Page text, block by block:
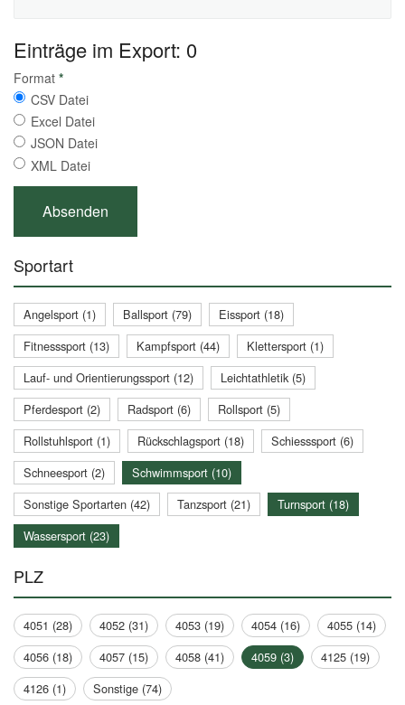
Einträge im Export: 0
Format *
CSV Datei
Excel Datei
JSON Datei
XML Datei
Sportart
Angelsport (1) Ballsport (79)
Eissport (18)
Fitnesssport (13)
Kampfsport (44)
Klettersport (1)
Lauf- und Orientierungssport (12)
Leichtathletik (5)
Pferdesport (2)
Radsport (6)
Rollsport (5)
Rollstuhlsport (1)
Rückschlagsport (18)
Schiesssport (6)
Schneesport (2)
Schwimmsport (10)
Sonstige Sportarten (42)
Tanzsport (21)
Turnsport (18)
Wassersport (23)
PLZ
4051 (28) 4052 (31) 4053 (19) 4054 (16)
4055 (14)
4056 (18)
4057 (15) 4058 (41) 4059 (3)
4125 (19)
4126 (1)
Sonstige (74)